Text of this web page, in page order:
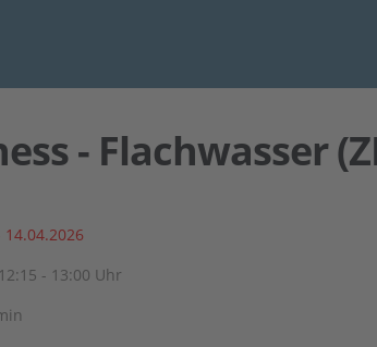
- Flachwasser
14.04.2026
- 13:00 Uhr